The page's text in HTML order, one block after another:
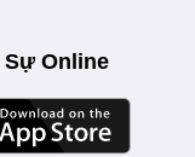
Online